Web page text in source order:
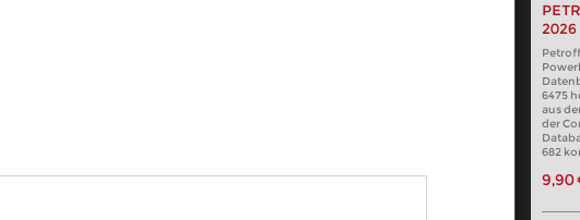
2026
6475
aus
der
682
9,90